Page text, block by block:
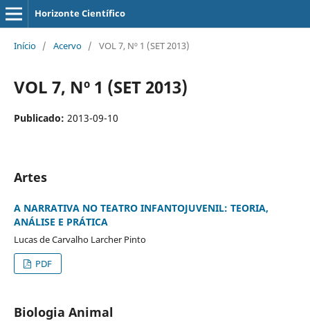
Horizonte Científico
Início / Acervo / VOL 7, Nº 1 (SET 2013)
VOL 7, Nº 1 (SET 2013)
Publicado: 2013-09-10
Artes
A NARRATIVA NO TEATRO INFANTOJUVENIL: TEORIA,
ANÁLISE E PRÁTICA
Lucas de Carvalho Larcher Pinto
PDF
Biologia Animal